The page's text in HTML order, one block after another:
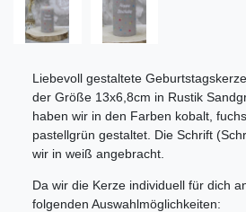
Liebevoll gestaltete
der Größe 13x6,8cm in Rustik
haben wir in den Farben kobalt,
pastellgrün gestaltet. Die Schrift
wir in weiß angebracht.
Da wir die Kerze individuell für dich
folgenden Auswahlmöglichkeiten: